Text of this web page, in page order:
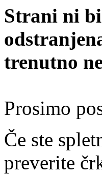
Strani ni
trenutno
Prosimo
Če ste
preverite